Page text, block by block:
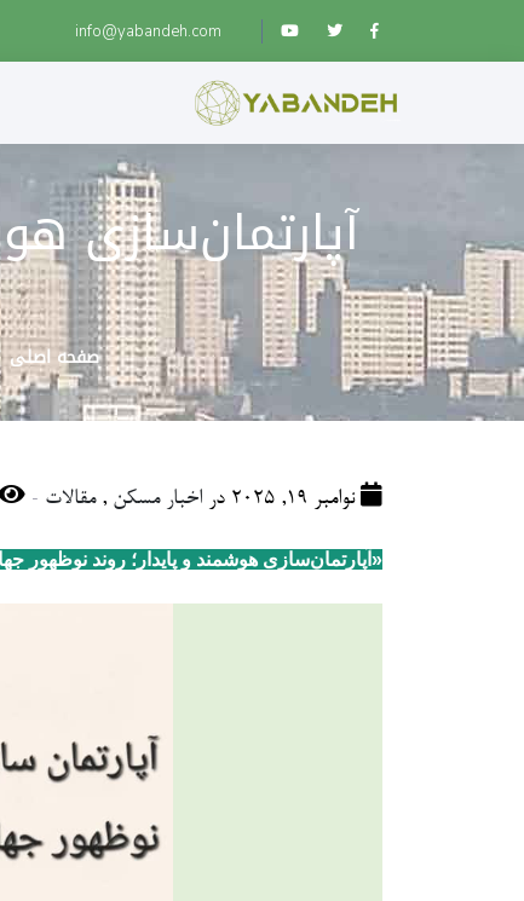
info@yabandeh.com
آپارتمان‌سازی
صفحه اصلی
نوامبر 19, 2025 در اخبار مسکن ,مقالات -
«آپارتمان‌سازی هوشمند و پایدار؛ روند